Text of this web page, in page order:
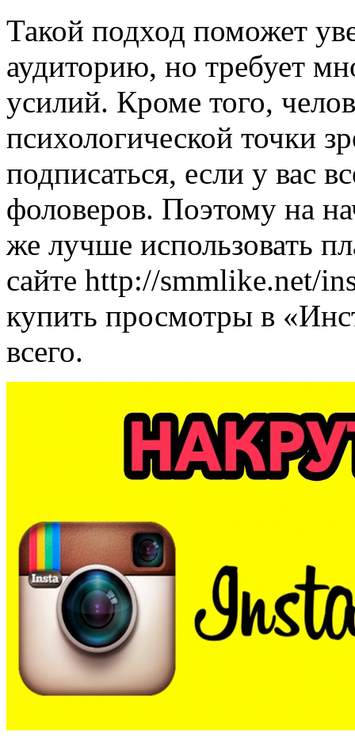
Такой подход поможет
аудиторию, но требует
усилий. Кроме того,
психологической точки
подписаться, если у вас
фоловеров. Поэтому на
же лучше использовать
сайте http://smmlike.net/
купить просмотры в
всего.